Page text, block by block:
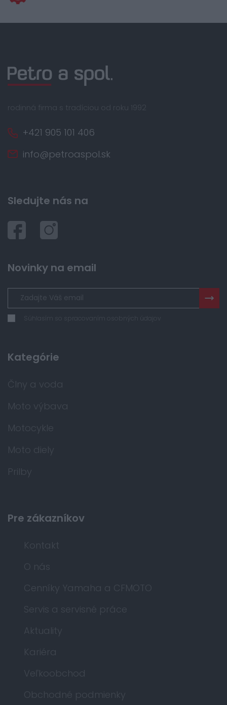
rodinná firma s tradíciou od roku 1992
+421 905 101 406
info@petroaspol.sk
Sledujte nás na
Novinky na email
Súhlasím so spracovaním osobných údajov
Kategórie
Člny a voda
Moto výbava
Motocykle
Moto diely
Prilby
Pre zákazníkov
Kontakt
O nás
Cenníky Yamaha a CFMOTO
Servis a servisné práce
Aktuality
Kariéra
Veľkoobchod
Obchodné podmienky